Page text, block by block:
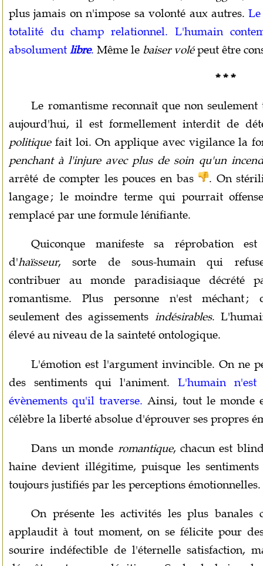
plus jamais on n'impose sa volonté aux autres.
totalité du champ relationnel. L'humain
absolument libre. Même le baiser volépeut être
* * *
Le romantisme reconnaît que non
aujourd'hui, il est formellement interdit de
politiquefait loi. On applique avec vigilance la
penchant à l'injure avec plus de soin qu'un
arrêté de compter les pouces en bas
. On
langage ; le moindre terme qui pourrait
remplacé par une formule lénifiante.
Quiconque manifeste sa réprobation est
d'haïsseur, sorte de sous-humain qui
contribuer au monde paradisiaque décrété
romantisme. Plus personne n'est méchant ;
seulement des agissements indésirables.
élevé au niveau de la sainteté ontologique.
L'émotion est l'argument invincible. On ne
des sentiments qui l'animent. L'humain
évènements qu'il traverse. Ainsi, tout le monde
célèbre la liberté absolue d'éprouver ses propres
Dans un monde romantique, chacun est
haine devient illégitime, puisque les
toujours justifiés par les perceptions émotionnelles.
On présente les activités les plus banales
applaudit à tout moment, on se félicite pour
sourire indéfectible de l'éternelle satisfaction,